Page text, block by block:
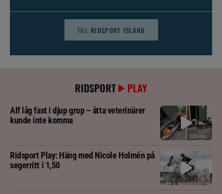
TILL RIDSPORT ISLAND
RIDSPORT PLAY
Alf låg fast i djup grop – åtta veterinärer
kunde inte komma
Ridsport Play: Häng med Nicole Holmén på
segerritt i 1,50